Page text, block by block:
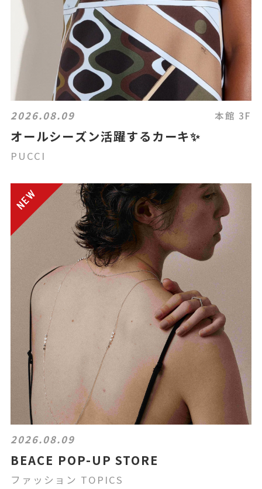
2026.08.09 本館 3F
オールシーズン活躍するカーキ✨️
PUCCI
2026.08.09
BEACE POP-UP STORE
ファッション TOPICS